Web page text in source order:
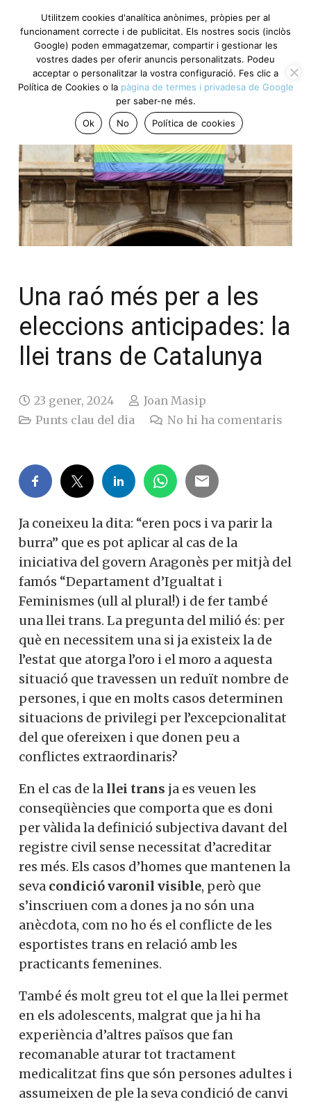
Una raó més per a les
eleccions anticipades: la
llei trans de Catalunya
23 gener, 2024
Joan Masip
Punts clau del dia
No hi ha comentaris
Ja coneixeu la dita: “eren pocs i va parir la
burra” que es pot aplicar al cas de la
iniciativa del govern Aragonès per mitjà del
famós “Departament d’Igualtat i
Feminismes (ull al plural!) i de fer també
una llei trans. La pregunta del milió és: per
què en necessitem una si ja existeix la de
l’estat que atorga l’oro i el moro a aquesta
situació que travessen un reduït nombre de
persones, i que en molts casos determinen
situacions de privilegi per l’excepcionalitat
del que ofereixen i que donen peu a
conflictes extraordinaris?
En el cas de la llei trans ja es veuen les
conseqüències que comporta que es doni
per vàlida la definició subjectiva davant del
registre civil sense necessitat d’acreditar
res més. Els casos d’homes que mantenen la
seva condició varonil visible, però que
s’inscriuen com a dones ja no són una
anècdota, com no ho és el conflicte de les
esportistes trans en relació amb les
practicants femenines.
També és molt greu tot el que la llei permet
en els adolescents, malgrat que ja hi ha
experiència d’altres països que fan
recomanable aturar tot tractament
medicalitzat fins que són persones adultes i
assumeixen de ple la seva condició de canvi
Utilitzem cookies d'analítica anònimes, pròpies per al
funcionament correcte i de publicitat. Els nostres socis (inclòs
Google) poden emmagatzemar, compartir i gestionar les
vostres dades per oferir anuncis personalitzats. Podeu
acceptar o personalitzar la vostra configuració. Fes clic a
Política de Cookies o la pàgina de termes i privadesa de Google
per saber-ne més.
Ok
No Política de cookies